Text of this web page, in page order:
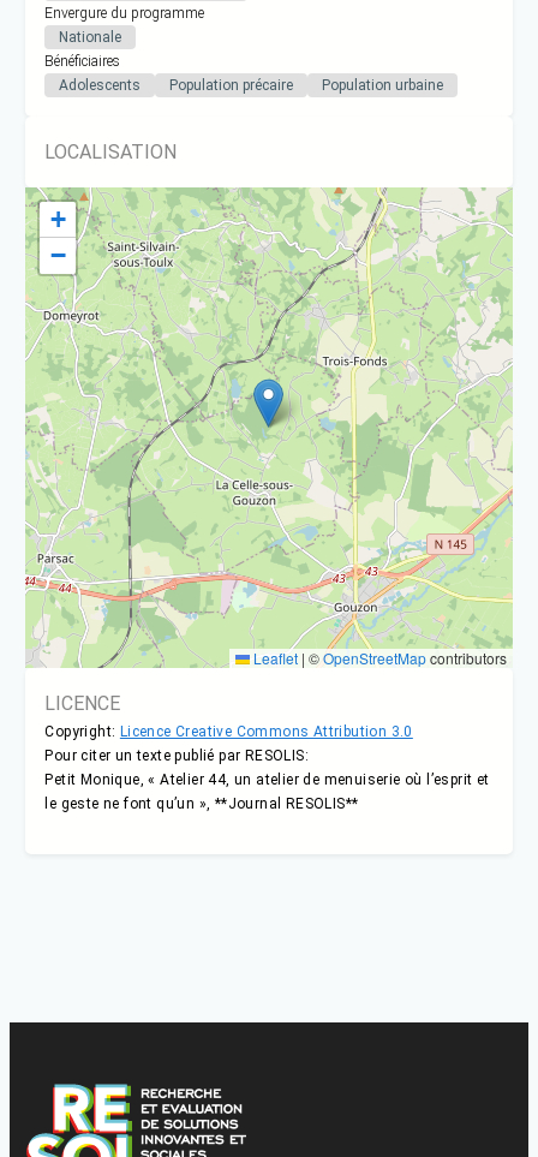
Envergure du programme
Nationale
Bénéficiaires
Adolescents
Population précaire Population urbaine
LOCALISATION
+
−
Leaflet | ©OpenStreetMapcontributors
LICENCE
Copyright: Licence Creative Commons Attribution 3.0
Pour citer un texte publié par RESOLIS:
Petit Monique, « Atelier 44, un atelier de menuiserie où l’esprit et
le geste ne font qu’un », **Journal RESOLIS**